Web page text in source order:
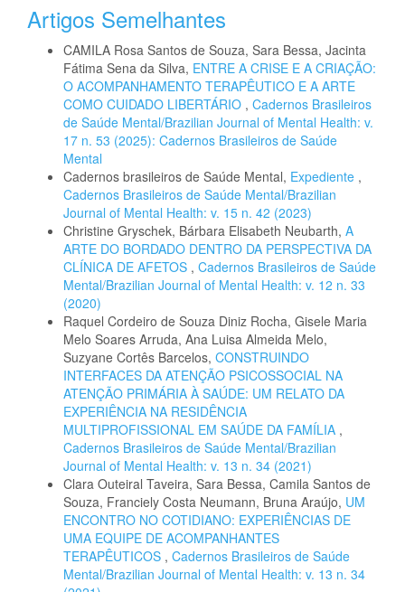
Artigos Semelhantes
CAMILA Rosa Santos de Souza, Sara Bessa, Jacinta
Fátima Sena da Silva, ENTRE A CRISE E A CRIAÇÃO:
O ACOMPANHAMENTO TERAPÊUTICO E A ARTE
COMO CUIDADO LIBERTÁRIO , Cadernos Brasileiros
de Saúde Mental/Brazilian Journal of Mental Health: v.
17 n. 53 (2025): Cadernos Brasileiros de Saúde
Mental
Cadernos brasileiros de Saúde Mental, Expediente ,
Cadernos Brasileiros de Saúde Mental/Brazilian
Journal of Mental Health: v. 15 n. 42 (2023)
Christine Gryschek, Bárbara Elisabeth Neubarth, A
ARTE DO BORDADO DENTRO DA PERSPECTIVA DA
CLÍNICA DE AFETOS , Cadernos Brasileiros de Saúde
Mental/Brazilian Journal of Mental Health: v. 12 n. 33
(2020)
Raquel Cordeiro de Souza Diniz Rocha, Gisele Maria
Melo Soares Arruda, Ana Luisa Almeida Melo,
Suzyane Cortês Barcelos, CONSTRUINDO
INTERFACES DA ATENÇÃO PSICOSSOCIAL NA
ATENÇÃO PRIMÁRIA À SAÚDE: UM RELATO DA
EXPERIÊNCIA NA RESIDÊNCIA
MULTIPROFISSIONAL EM SAÚDE DA FAMÍLIA ,
Cadernos Brasileiros de Saúde Mental/Brazilian
Journal of Mental Health: v. 13 n. 34 (2021)
Clara Outeiral Taveira, Sara Bessa, Camila Santos de
Souza, Franciely Costa Neumann, Bruna Araújo, UM
ENCONTRO NO COTIDIANO: EXPERIÊNCIAS DE
UMA EQUIPE DE ACOMPANHANTES
TERAPÊUTICOS , Cadernos Brasileiros de Saúde
Mental/Brazilian Journal of Mental Health: v. 13 n. 34